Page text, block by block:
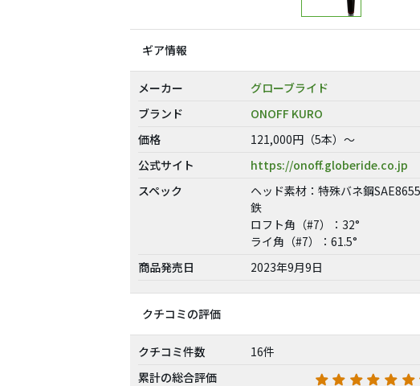
ギア情報
メーカー
グローブライド
ブランド
ONOFF KURO
価格
121,000円（5本）～
公式サイト
https://onoff.globeride.co.jp
スペック
ヘッド素材：特殊バネ鋼
鉄
ロフト角（#7）：32°
ライ角（#7）：61.5°
商品発売日
2023年9月9日
クチコミの評価
クチコミ件数
16件
累計の総合評価